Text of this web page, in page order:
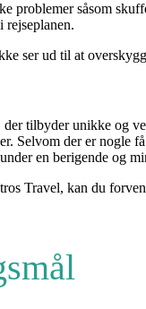
problemer såsom
rejseplanen.
ser ud til at
tilbyder unikke og
Selvom der er
en berigende og
Travel, kan du